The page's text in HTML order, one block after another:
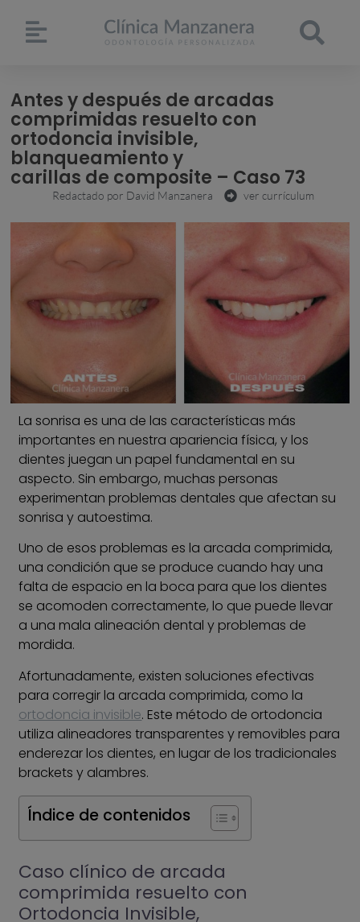
Antes y después de arcadas
comprimidas resuelto con
ortodoncia invisible,
blanqueamiento y
carillas de composite – Caso 73
Redactado por David Manzanera ver currículum
La sonrisa es una de las características más
importantes en nuestra apariencia física, y los
dientes juegan un papel fundamental en su
aspecto. Sin embargo, muchas personas
experimentan problemas dentales que afectan su
sonrisa y autoestima.
Uno de esos problemas es la arcada comprimida,
una condición que se produce cuando hay una
falta de espacio en la boca para que los dientes
se acomoden correctamente, lo que puede llevar
a una mala alineación dental y problemas de
mordida.
Afortunadamente, existen soluciones efectivas
para corregir la arcada comprimida, como la
ortodoncia invisible. Este método de ortodoncia
utiliza alineadores transparentes y removibles para
enderezar los dientes, en lugar de los tradicionales
brackets y alambres.
Índice de contenidos
Caso clínico de arcada
comprimida resuelto con
Ortodoncia Invisible,